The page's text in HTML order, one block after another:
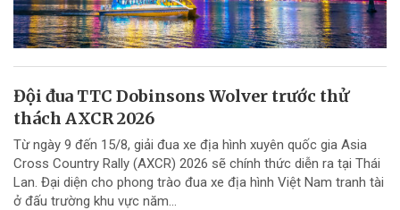
Đội đua TTC Dobinsons Wolver trước thử
thách AXCR 2026
Từ ngày 9 đến 15/8, giải đua xe địa hình xuyên quốc gia Asia
Cross Country Rally (AXCR) 2026 sẽ chính thức diễn ra tại Thái
Lan. Đại diện cho phong trào đua xe địa hình Việt Nam tranh tài
ở đấu trường khu vực năm...